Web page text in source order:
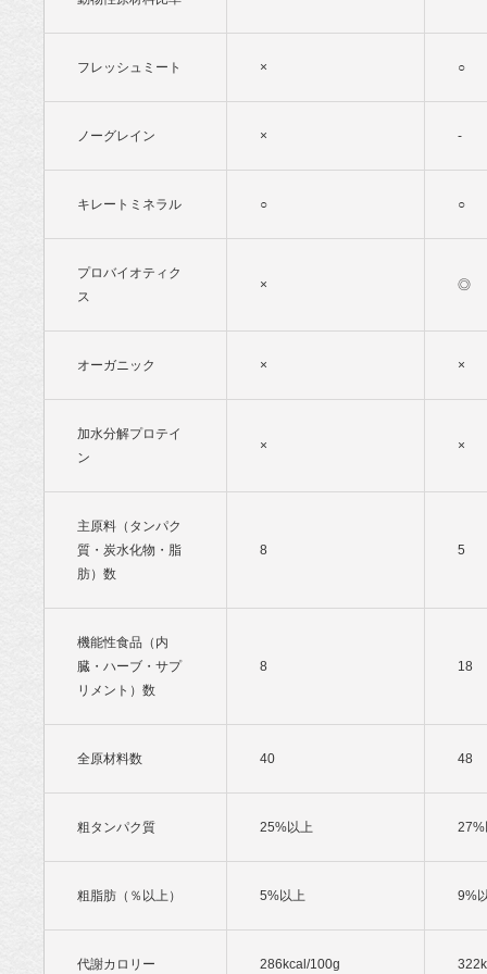
フレッシュミート × ○
ノーグレイン × -
キレートミネラル ○ ○
プロバイオティク
ス
× ◎
オーガニック × ×
加水分解プロテイ
ン
× ×
主原料（タンパク
質・炭水化物・脂
肪）数
8 5
機能性食品（内
臓・ハーブ・サプ
リメント）数
8 18
全原材料数 40 48
粗タンパク質 25%以上 27%
粗脂肪（％以上） 5%以上 9%
代謝カロリー 286kcal/100g